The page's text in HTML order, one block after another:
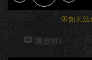
如无法
播放MV